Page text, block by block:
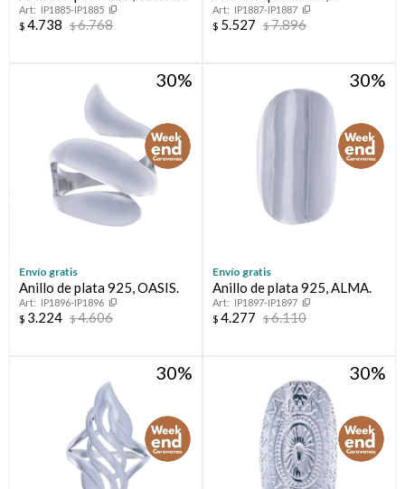
IP1885-IP1885
$ 4.738 $6.768
CAMINOS.
IP1887-IP1887
$ 5.527 $7.896
30
Envío gratis
Anillo de plata 925, OASIS.
IP1896-IP1896
$ 3.224 $4.606
30
Envío gratis
Anillo de plata 925, ALMA.
IP1897-IP1897
$ 4.277 $6.110
30 30